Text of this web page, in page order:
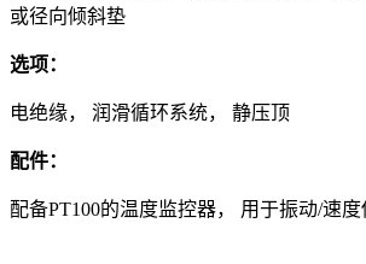
或径向倾斜垫
选项：
电绝缘， 润滑循环系统， 静压顶
配件：
配备PT100的温度监控器， 用于振动/速